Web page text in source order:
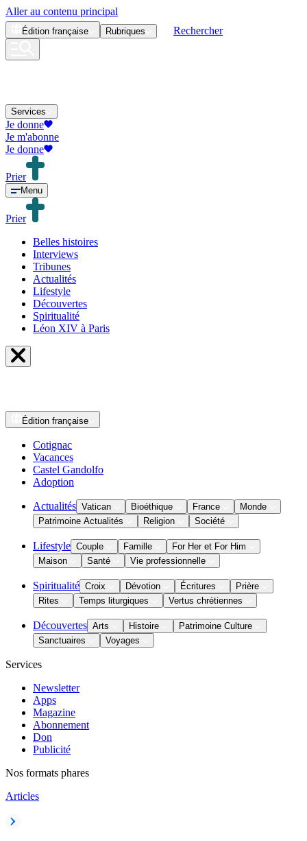
Aller au contenu principal
Édition française Rubriques Rechercher
Services
Je donne
Je m'abonne
Je donne
Prier
Menu
Prier
Belles histoires
Interviews
Tribunes
Actualités
Lifestyle
Découvertes
Spiritualité
Léon XIV à Paris
Édition française
Cotignac
Vacances
Castel Gandolfo
Adoption
Actualités Vatican Bioéthique France
Monde
Patrimoine Actualités
Religion Société
Lifestyle Couple Famille
For Her et For Him
Maison
Santé Vie professionnelle
Spiritualité Croix Dévotion Écritures
Prière
Rites
Temps liturgiques Vertus chrétiennes
Découvertes Arts Histoire
Patrimoine Culture
Sanctuaires
Voyages
Services
Newsletter
Apps
Magazine
Abonnement
Don
Publicité
Nos formats phares
Articles